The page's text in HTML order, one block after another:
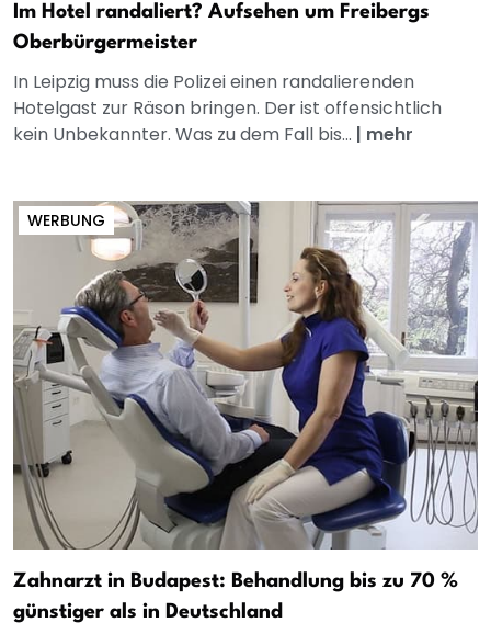
Im Hotel randaliert? Aufsehen um Freibergs
Oberbürgermeister
In Leipzig muss die Polizei einen randalierenden
Hotelgast zur Räson bringen. Der ist offensichtlich
kein Unbekannter. Was zu dem Fall bis... | mehr
WERBUNG
Zahnarzt in Budapest: Behandlung bis zu 70 %
günstiger als in Deutschland